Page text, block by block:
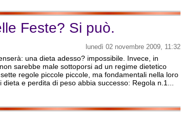
Feste? Si può.
lunedì 02 novembre 2009, 11:32
una dieta adesso? impossibile. Invece, in
sarebbe male sottoporsi ad un regime dietetico
regole piccole piccole, ma fondamentali nella loro
e perdita di peso abbia successo: Regola n.1...